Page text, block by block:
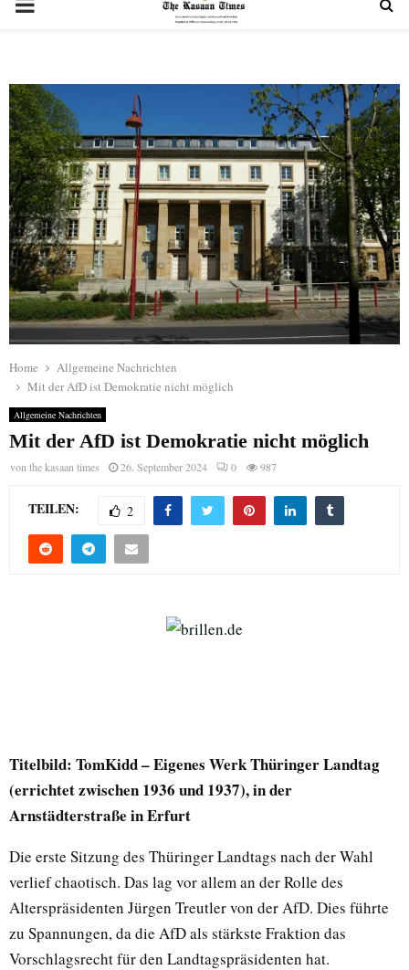
Home
Allgemeine Nachrichten
Mit der AfD ist Demokratie nicht möglich
Allgemeine Nachrichten
Mit der AfD ist Demokratie nicht möglich
vonthe kasaan times 26. September 2024 0 987
TEILEN: 2
Titelbild: TomKidd – Eigenes Werk Thüringer Landtag
(errichtet zwischen 1936 und 1937), in der
Arnstädterstraße in Erfurt
Die erste Sitzung des Thüringer Landtags nach der Wahl
verlief chaotisch. Das lag vor allem an der Rolle des
Alterspräsidenten Jürgen Treutler von der AfD. Dies führte
zu Spannungen, da die AfD als stärkste Fraktion das
Vorschlagsrecht für den Landtagspräsidenten hat.